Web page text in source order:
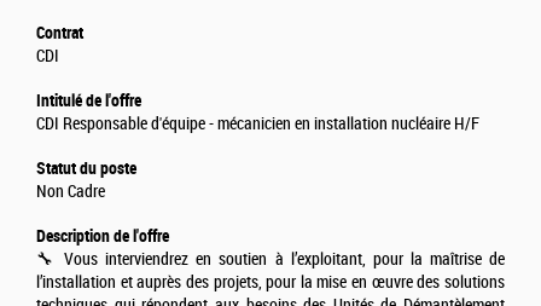
Contrat
CDI
Intitulé de l'offre
CDI Responsable d'équipe - mécanicien en installation nucléaire H/F
Statut du poste
Non Cadre
Description de l'offre
🔧 Vous interviendrez en soutien à l’exploitant, pour la maîtrise de
l’installation et auprès des projets, pour la mise en œuvre des solutions